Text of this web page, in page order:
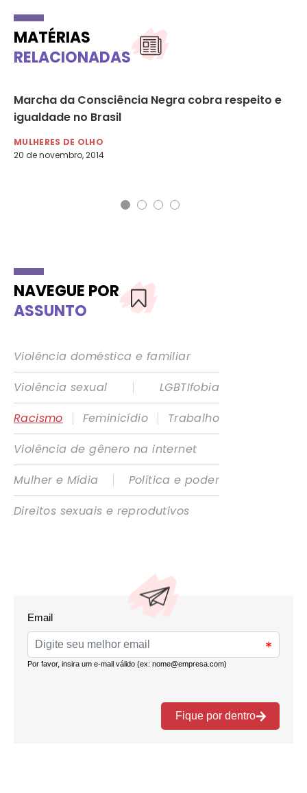
MATÉRIAS
RELACIONADAS
Marcha da Consciência Negra cobra respeito e
igualdade no Brasil
MULHERES DE OLHO
20 de novembro, 2014
NAVEGUE POR
ASSUNTO
Violência doméstica e familiar
Violência sexual
|
LGBTIfobia
Racismo
| Feminicídio |
Trabalho
Violência de gênero na internet
Mulher e Mídia
|
Política e poder
Direitos sexuais e reprodutivos